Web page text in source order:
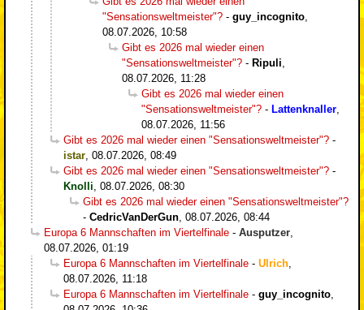
"Sensationsweltmeister"? - guy_incognito,
08.07.2026, 10:58
Gibt es 2026 mal wieder einen
"Sensationsweltmeister"? - Ripuli,
08.07.2026, 11:28
Gibt es 2026 mal wieder einen
"Sensationsweltmeister"? - Lattenknaller,
08.07.2026, 11:56
Gibt es 2026 mal wieder einen "Sensationsweltmeister"? -
istar, 08.07.2026, 08:49
Gibt es 2026 mal wieder einen "Sensationsweltmeister"? -
Knolli, 08.07.2026, 08:30
Gibt es 2026 mal wieder einen "Sensationsweltmeister"?
- CedricVanDerGun, 08.07.2026, 08:44
Europa 6 Mannschaften im Viertelfinale - Ausputzer,
08.07.2026, 01:19
Europa 6 Mannschaften im Viertelfinale - Ulrich,
08.07.2026, 11:18
Europa 6 Mannschaften im Viertelfinale - guy_incognito,